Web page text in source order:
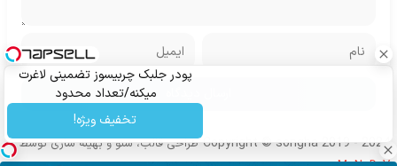
پودر جلبک چربیسوز تضمینی لاغرت
میکنه/تعداد محدود
تخفیف ویژه!
Copyright © songha 2019 - 2024 طراحی قالب، سئو و بهینه سازی توسط